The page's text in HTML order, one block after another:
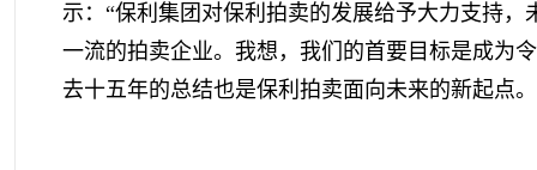
示：“保利集团对保利拍卖的发展给予大力支持
一流的拍卖企业。我想，我们的首要目标是成为
去十五年的总结也是保利拍卖面向未来的新起点